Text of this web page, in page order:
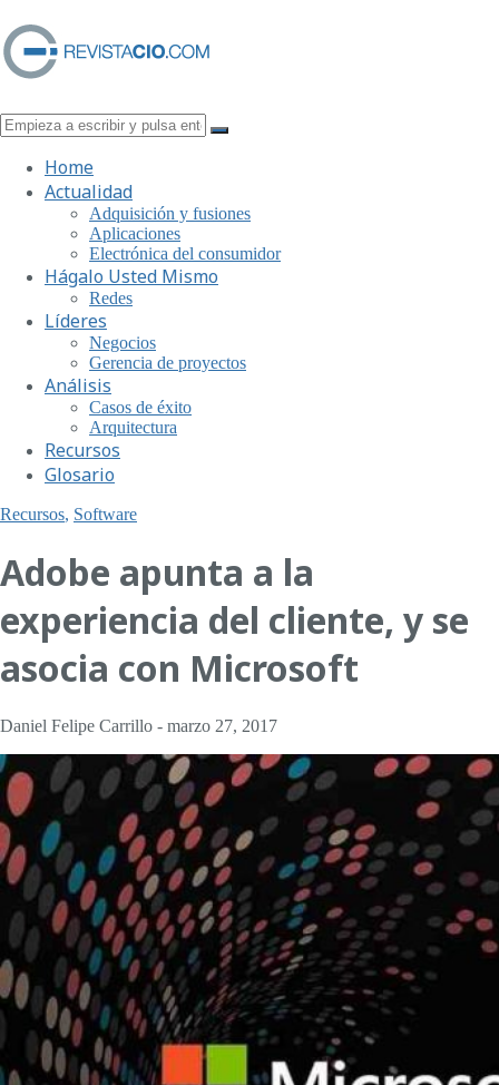
Home
Actualidad
Adquisición y fusiones
Aplicaciones
Electrónica del consumidor
Hágalo Usted Mismo
Redes
Líderes
Negocios
Gerencia de proyectos
Análisis
Casos de éxito
Arquitectura
Recursos
Glosario
Recursos, Software
Adobe apunta a la
experiencia del cliente, y se
asocia con Microsoft
Daniel Felipe Carrillo - marzo 27, 2017